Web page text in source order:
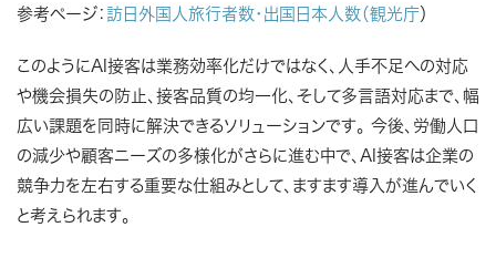
参考ページ： 訪日外国人旅行者数・出国日本人数（観光庁）
このようにAI接客は業務効率化だけではなく、人手不足への対応
や機会損失の防止、接客品質の均一化、そして多言語対応まで、幅
広い課題を同時に解決できるソリューションです。 今後、労働人口
の減少や顧客ニーズの多様化がさらに進む中で、AI接客は企業の
競争力を左右する重要な仕組みとして、ますます導入が進んでいく
と考えられます。